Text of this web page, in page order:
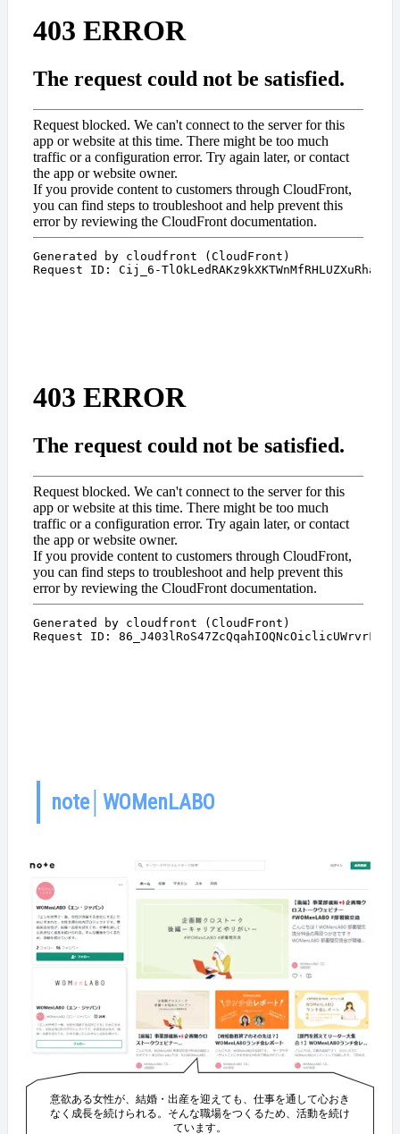
note│WOMenLABO
意欲ある女性が、結婚・出産を迎えても、仕事を通して心おき
なく成長を続けられる。そんな職場をつくるため、活動を続け
ています。